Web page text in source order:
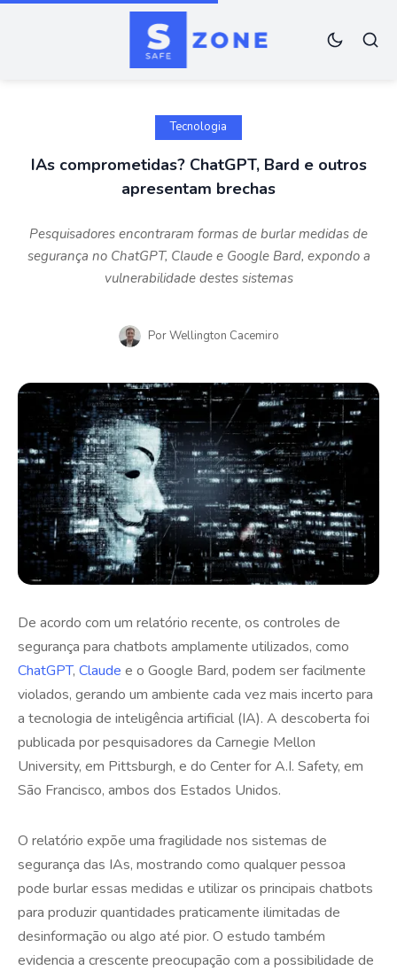
Tecnologia
IAs comprometidas? ChatGPT, Bard e outros
apresentam brechas
Pesquisadores encontraram formas de burlar medidas de
segurança no ChatGPT, Claude e Google Bard, expondo a
vulnerabilidade destes sistemas
PorWellington Cacemiro
De acordo com um relatório recente, os controles de
segurança para chatbots amplamente utilizados, como
ChatGPT, Claude e o Google Bard, podem ser facilmente
violados, gerando um ambiente cada vez mais incerto para
a tecnologia de inteligência artificial (IA). A descoberta foi
publicada por pesquisadores da Carnegie Mellon
University, em Pittsburgh, e do Center for A.I. Safety, em
São Francisco, ambos dos Estados Unidos.
O relatório expõe uma fragilidade nos sistemas de
segurança das IAs, mostrando como qualquer pessoa
pode burlar essas medidas e utilizar os principais chatbots
para produzir quantidades praticamente ilimitadas de
desinformação ou algo até pior. O estudo também
evidencia a crescente preocupação com a possibilidade de